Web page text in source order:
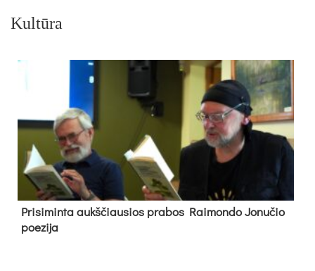
Kultūra
Pri­si­min­ta aukš­čiau­sios pra­bos Rai­mon­do Jo­nu­čio
poe­zi­ja